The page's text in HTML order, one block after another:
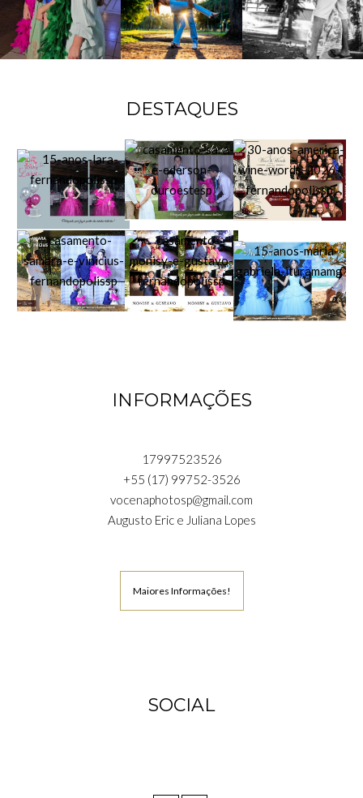
DESTAQUES
INFORMAÇÕES
17997523526
+55 (17) 99752-3526
vocenaphotosp@gmail.com
Augusto Eric e Juliana Lopes
Maiores Informações!
SOCIAL